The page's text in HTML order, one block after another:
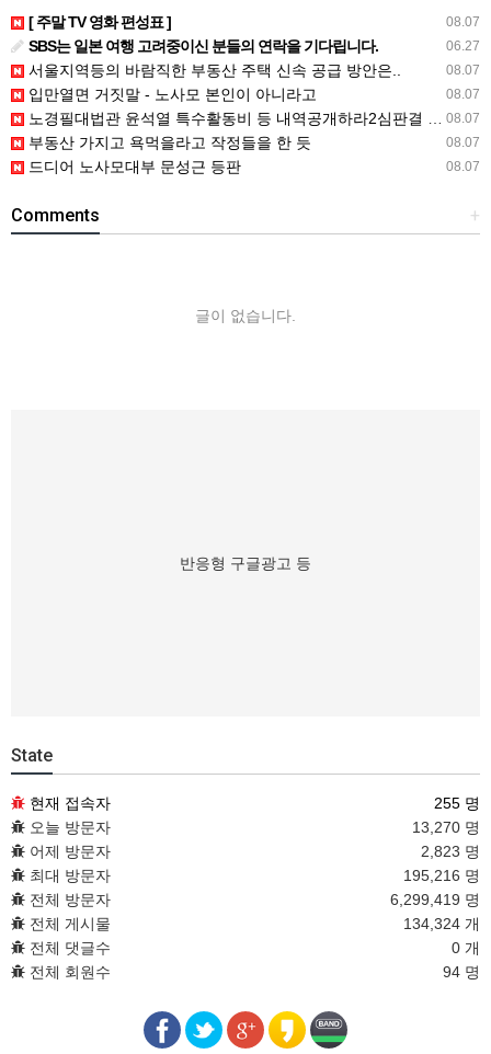
08.07
[ 주말 TV 영화 편성표 ]
06.27
SBS는 일본 여행 고려중이신 분들의 연락을 기다립니다.
08.07
서울지역등의 바람직한 부동산 주택 신속 공급 방안은..
08.07
입만열면 거짓말 - 노사모 본인이 아니라고
08.07
노경필대법관 윤석열 특수활동비 등 내역공개하라2심판결 파기환송
08.07
부동산 가지고 욕먹을라고 작정들을 한 듯
08.07
드디어 노사모대부 문성근 등판
+
Comments
글이 없습니다.
반응형 구글광고 등
State
현재 접속자
255 명
오늘 방문자
13,270 명
어제 방문자
2,823 명
최대 방문자
195,216 명
전체 방문자
6,299,419 명
전체 게시물
134,324 개
전체 댓글수
0 개
전체 회원수
94 명